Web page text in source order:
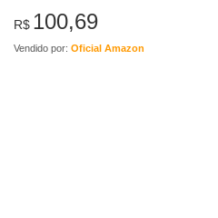
R$ 100,69
Vendido por: Oficial Amazon